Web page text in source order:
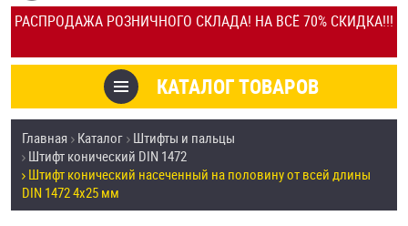
РАСПРОДАЖА РОЗНИЧНОГО СКЛАДА! НА ВСЁ 70% СКИДКА!!!
КАЛЬКУЛЯТОР
ОТЗЫВЫ
УСЛУГИ
СКИДКИ
КАТАЛОГ ТОВАРОВ
СПИСОК
СРАВНЕНИЕ
Товары со скидкой
Анкеры
Антивандальный крепёж, инструмент
Главная Каталог Штифты и пальцы
Штифт конический DIN 1472
Штифт конический насеченный на половину от всей длины
DIN 1472 4х25 мм